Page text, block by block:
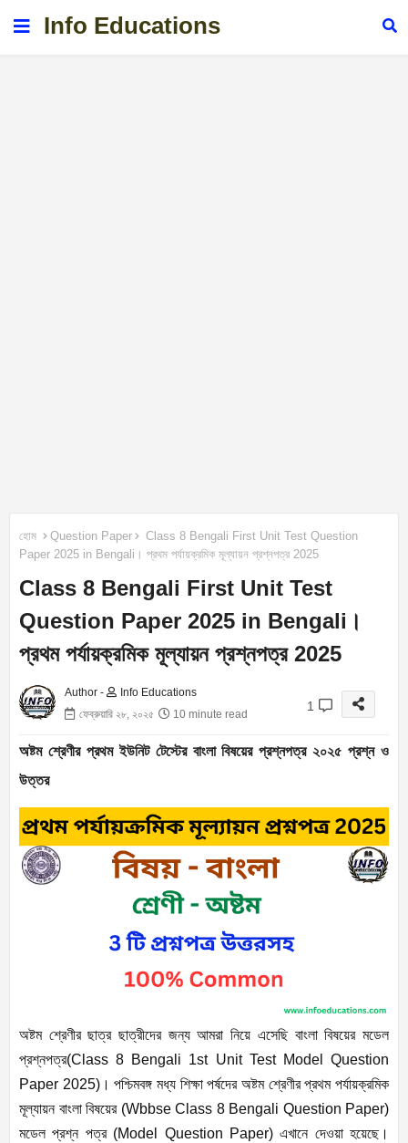
Info Educations
হোম Question Paper
Class 8 Bengali First Unit Test Question
Paper 2025 in Bengali। প্রথম পর্যায়ক্রমিক মূল্যায়ন প্রশ্নপত্র 2025
Class 8 Bengali First Unit Test
Question Paper 2025 in Bengali।
প্রথম পর্যায়ক্রমিক মূল্যায়ন প্রশ্নপত্র 2025
Author -
Info Educations
ফেব্রুয়ারি ২৮, ২০২৫
10 minute read
1
অষ্টম শ্রেণীর প্রথম ইউনিট টেস্টের বাংলা বিষয়ের প্রশ্নপত্র ২০২৫ প্রশ্ন ও
উত্তর
অষ্টম শ্রেণীর ছাত্র ছাত্রীদের জন্য আমরা নিয়ে এসেছি বাংলা বিষয়ের মডেল
প্রশ্নপত্র(Class 8 Bengali 1st Unit Test Model Question
Paper 2025)। পশ্চিমবঙ্গ মধ্য শিক্ষা পর্ষদের অষ্টম শ্রেণীর প্রথম পর্যায়ক্রমিক
মূল্যায়ন বাংলা বিষয়ের (Wbbse Class 8 Bengali Question Paper)
মডেল প্রশ্ন পত্র (Model Question Paper) এখানে দেওয়া হয়েছে।